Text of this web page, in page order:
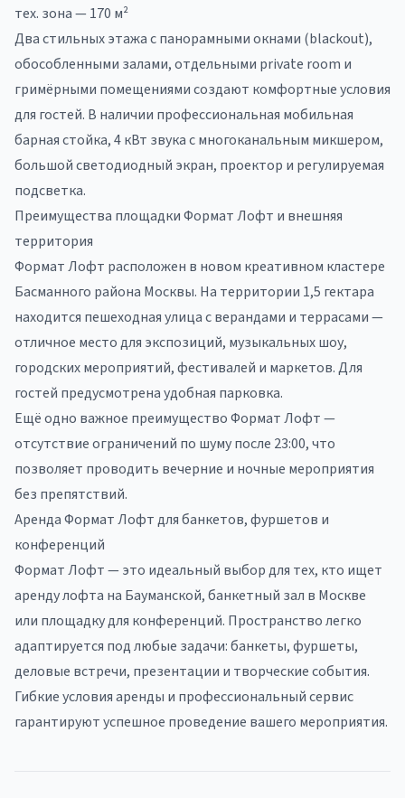
тех. зона — 170 м²
Два стильных этажа с панорамными окнами (blackout),
обособленными залами, отдельными private room и
гримёрными помещениями создают комфортные условия
для гостей. В наличии профессиональная мобильная
барная стойка, 4 кВт звука с многоканальным микшером,
большой светодиодный экран, проектор и регулируемая
подсветка.
Преимущества площадки Формат Лофт и внешняя
территория
Формат Лофт расположен в новом креативном кластере
Басманного района Москвы. На территории 1,5 гектара
находится пешеходная улица с верандами и террасами —
отличное место для экспозиций, музыкальных шоу,
городских мероприятий, фестивалей и маркетов. Для
гостей предусмотрена удобная парковка.
Ещё одно важное преимущество Формат Лофт —
отсутствие ограничений по шуму после 23:00, что
позволяет проводить вечерние и ночные мероприятия
без препятствий.
Аренда Формат Лофт для банкетов, фуршетов и
конференций
Формат Лофт — это идеальный выбор для тех, кто ищет
аренду лофта на Бауманской, банкетный зал в Москве
или площадку для конференций. Пространство легко
адаптируется под любые задачи: банкеты, фуршеты,
деловые встречи, презентации и творческие события.
Гибкие условия аренды и профессиональный сервис
гарантируют успешное проведение вашего мероприятия.